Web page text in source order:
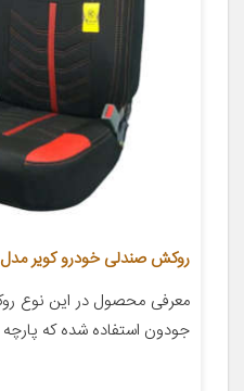
روکش صندلی خودرو کویر مدل j.j مناسب برای پژو 405
معرفی محصول در این نوع
جودون استفاده شده که